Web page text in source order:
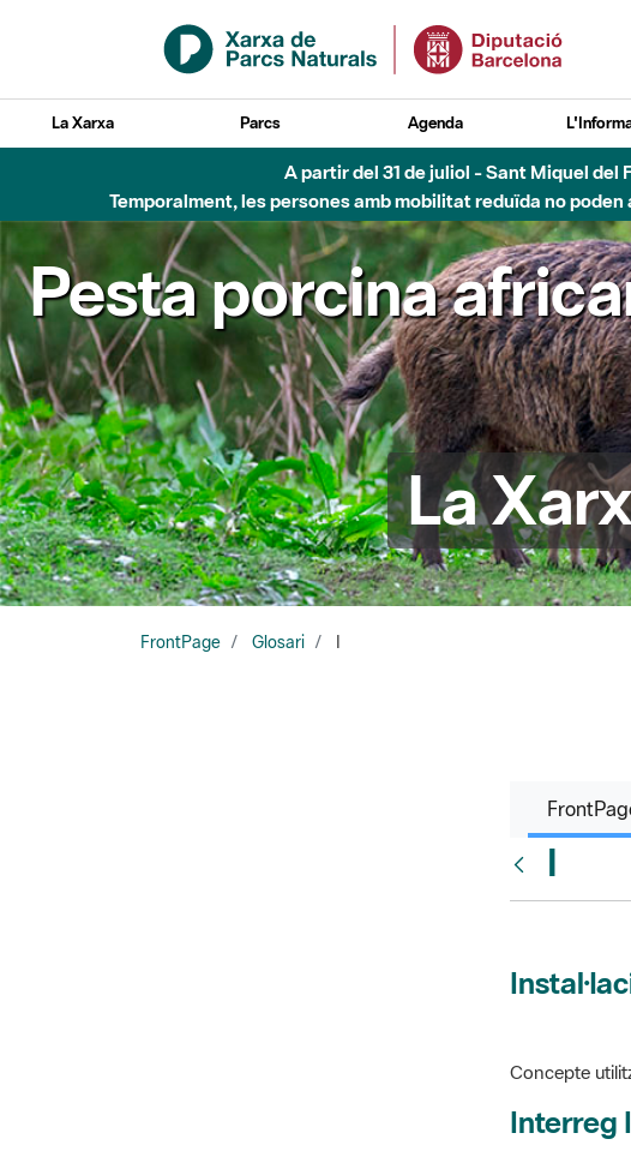
Salta al contingut principal
La Xarxa Parcs Agenda
A partir del 31 de juliol - Sant Miquel
Temporalment, les persones amb mobilitat reduïda no
Pesta porcina
La
FrontPage Glosari
I
Concepte
Interreg